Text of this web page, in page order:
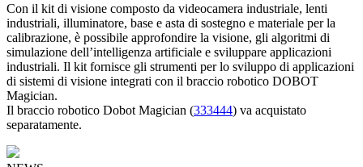
Con il kit di visione composto da videocamera industriale, lenti
industriali, illuminatore, base e asta di sostegno e materiale per la
calibrazione, è possibile approfondire la visione, gli algoritmi di
simulazione dell’intelligenza artificiale e sviluppare applicazioni
industriali. Il kit fornisce gli strumenti per lo sviluppo di applicazioni
di sistemi di visione integrati con il braccio robotico DOBOT
Magician.
Il braccio robotico Dobot Magician (333444) va acquistato
separatamente.